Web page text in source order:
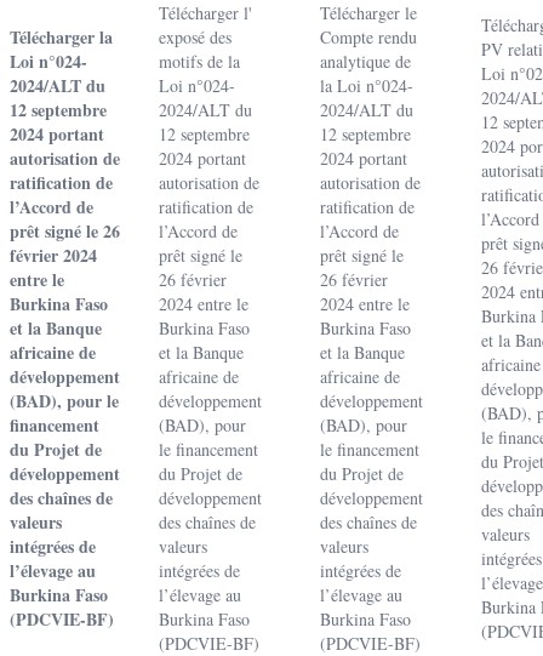
Télécharger la
Loi n°024-
2024/ALT du
12 septembre
2024 portant
autorisation de
ratification de
l’Accord de
prêt signé le 26
février 2024
entre le
Burkina Faso
et la Banque
africaine de
développement
(BAD), pour le
financement
du Projet de
développement
des chaînes de
valeurs
intégrées de
l’élevage au
Burkina Faso
(PDCVIE-BF)
Télécharger l'
exposé des
motifs de la
Loi n°024-
2024/ALT du
12 septembre
2024 portant
autorisation de
ratification de
l’Accord de
prêt signé le
26 février
2024 entre le
Burkina Faso
et la Banque
africaine de
développement
(BAD), pour
le financement
du Projet de
développement
des chaînes de
valeurs
intégrées de
l’élevage au
Burkina Faso
(PDCVIE-BF)
Télécharger le
Compte rendu
analytique de
la Loi n°024-
2024/ALT du
12 septembre
2024 portant
autorisation de
ratification de
l’Accord de
prêt signé le
26 février
2024 entre le
Burkina Faso
et la Banque
africaine de
développement
(BAD), pour
le financement
du Projet de
développement
des chaînes de
valeurs
intégrées de
l’élevage au
Burkina Faso
(PDCVIE-BF)
PV
Loi
2024/
12
2024
prêt
26
2024
Burkina
et la
(BAD),
le
du
des
valeurs
Burkina